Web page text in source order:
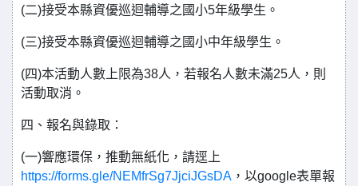
(二)接受本縣資優巡迴輔導之國小5年級學生。
(三)接受本縣資優巡迴輔導之國小中年級學生。
(四)本活動人數上限為38人，若報名人數未滿25人，則
活動取消。
四、報名與錄取：
(一)響應環保，推動無紙化，請逕上
https://forms.gle/NEMfrSg7JjciJGsDA ，以google表單報